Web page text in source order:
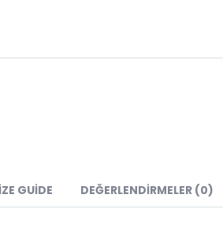
GUIDE DEĞERLENDIRMELER (0)